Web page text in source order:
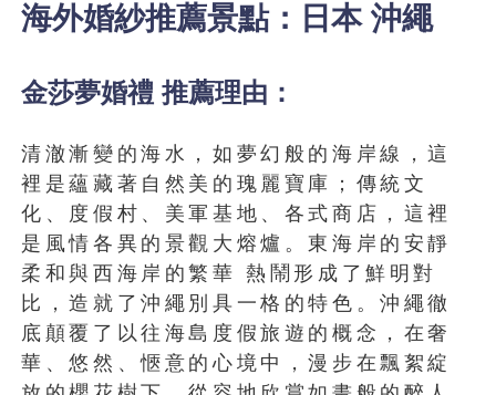
海外婚紗推薦景點：日本 沖繩
金莎夢婚禮 推薦理由：
清澈漸變的海水，如夢幻般的海岸線，這
裡是蘊藏著自然美的瑰麗寶庫；傳統文
化、度假村、美軍基地、各式商店，這裡
是風情各異的景觀大熔爐。東海岸的安靜
柔和與西海岸的繁華 熱鬧形成了鮮明對
比，造就了沖繩別具一格的特色。沖繩徹
底顛覆了以往海島度假旅遊的概念，在奢
華、悠然、愜意的心境中，漫步在飄絮綻